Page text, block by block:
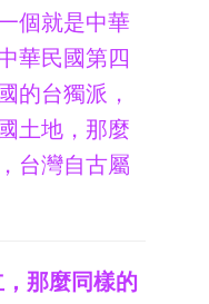
個就是中華
華民國第四
的台獨派，
土地，那麼
台灣自古屬
那麼同樣的